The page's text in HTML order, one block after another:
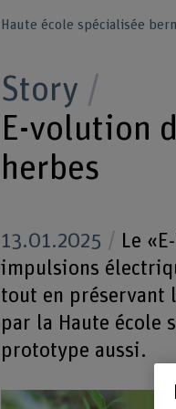
Haute école spécialisée
Story
E-volution
herbes
13.01.2025
Le
impulsions
tout en préservant
par la Haute école
prototype aussi.